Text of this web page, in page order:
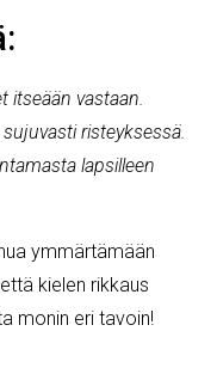
itseään vastaan.
risteyksessä.
lapsilleen
ymmärtämään
kielen rikkaus
monin eri tavoin!